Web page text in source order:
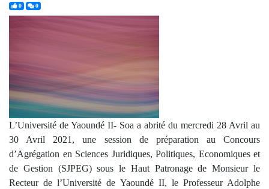
0j'aime0commentaires
L’Université de Yaoundé II- Soa a abrité du mercredi 28 Avril au
30 Avril 2021, une session de préparation au Concours
d’Agrégation en Sciences Juridiques, Politiques, Economiques et
de Gestion (SJPEG) sous le Haut Patronage de Monsieur le
Recteur de l’Université de Yaoundé II, le Professeur Adolphe